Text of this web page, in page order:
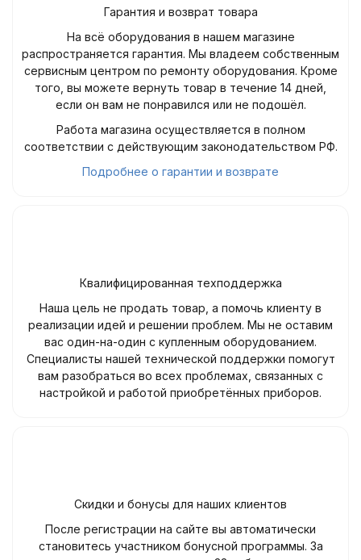
Гарантия и возврат товара
На всё оборудования в нашем магазине
распространяется гарантия. Мы владеем собственным
сервисным центром по ремонту оборудования. Кроме
того, вы можете вернуть товар в течение 14 дней,
если он вам не понравился или не подошёл.
Работа магазина осуществляется в полном
соответствии с действующим законодательством РФ.
Подробнее о гарантии и возврате
Квалифицированная техподдержка
Наша цель не продать товар, а помочь клиенту в
реализации идей и решении проблем. Мы не оставим
вас один-на-один с купленным оборудованием.
Специалисты нашей технической поддержки помогут
вам разобраться во всех проблемах, связанных с
настройкой и работой приобретённых приборов.
Скидки и бонусы для наших клиентов
После регистрации на сайте вы автоматически
становитесь участником бонусной программы. За